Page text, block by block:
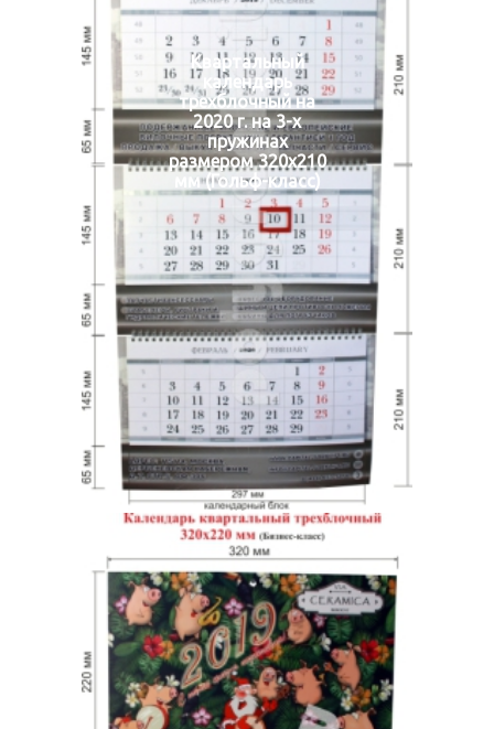
Квартальный
календарь
трехблочный на
2020 г. на 3-х
пружинах
размером 320х210
мм (Гольф-класс)